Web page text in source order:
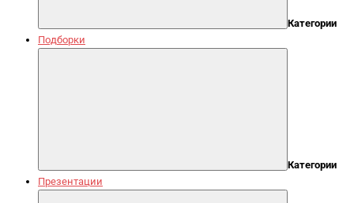
Категории
Подборки
Категории
Презентации